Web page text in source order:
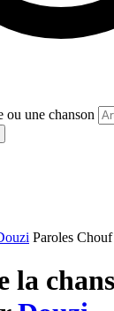
ou une chanson
Paroles
la